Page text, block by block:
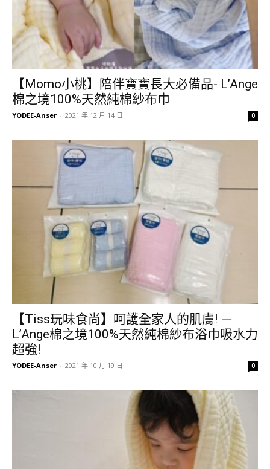
【Momo小桃】陪伴寶寶長大必備品- L’Ange
棉之境100%天然純棉紗布巾
YODEE-Anser - 2021 年 12 月 14 日 0
【Tiss玩味食尚】呵護全家人的肌膚! －
L’Ange棉之境100%天然純棉紗布浴巾吸水力
超強!
YODEE-Anser - 2021 年 10 月 19 日 0